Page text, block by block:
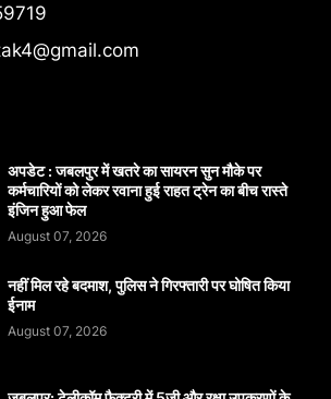
अपडेट : जबलपुर में खतरे का सायरन सुन मौके पर
कर्मचारियों को लेकर रवाना हुई राहत ट्रेन का बीच रास्ते
इंजिन हुआ फेल
August 07, 2026
नहीं मिल रहे बदमाश, पुलिस ने गिरफ्तारी पर घोषित किया
ईनाम
August 07, 2026